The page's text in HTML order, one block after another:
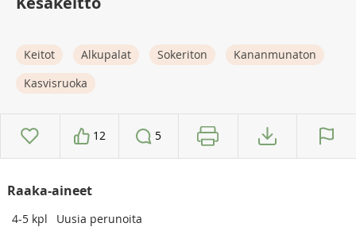
Keitot Alkupalat Sokeriton
Kananmunaton
Kasvisruoka
12 5
Raaka-aineet
4-5 kpl
Uusia perunoita